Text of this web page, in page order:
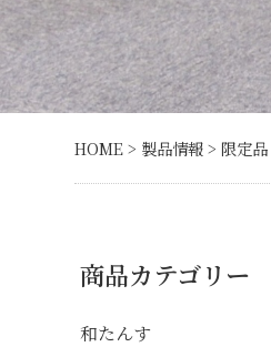
HOME> 製品情報> 限定品
商品カテゴリー
和たんす